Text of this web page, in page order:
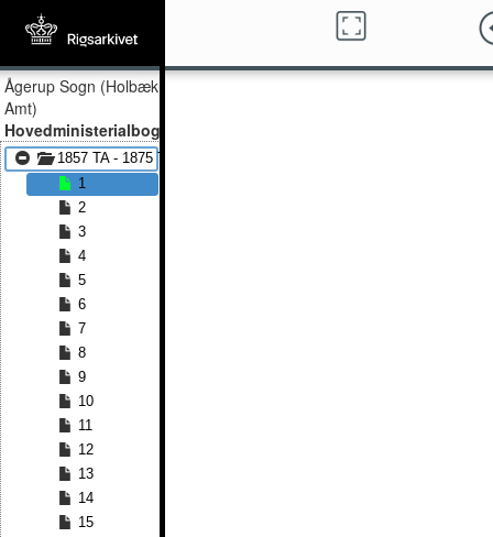
Ågerup Sogn (Holbæk
Amt)
Hovedministerialbog
1857 TA - 1875 TA
1
2
3
4
5
6
7
8
9
10
11
12
13
14
15